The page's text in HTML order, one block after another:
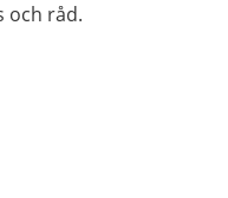
och råd.